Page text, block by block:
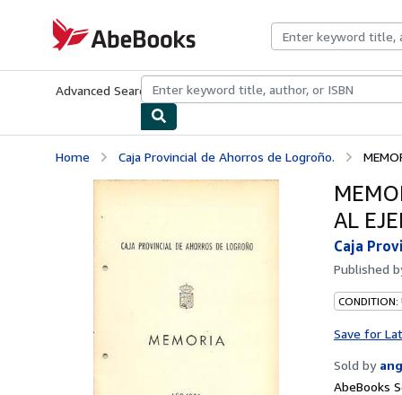
AbeBooks.com
Advanced Search Browse CollectionsRare BooksArt &
Home Caja Provincial de Ahorros de Logroño.
AL
Caja
Published
CONDITION:
Save for
Sold by
AbeBooks